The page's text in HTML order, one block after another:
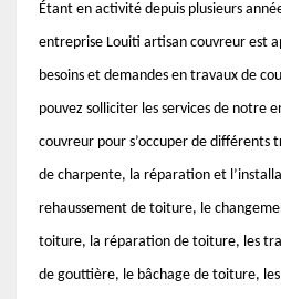
Étant en activité depuis plusieurs
entreprise Louiti artisan couvreur est
besoins et demandes en travaux de
pouvez solliciter les services de notre
couvreur pour s’occuper de différents
de charpente, la réparation et
rehaussement de toiture, le
toiture, la réparation de toiture, les
de gouttière, le bâchage de toiture,